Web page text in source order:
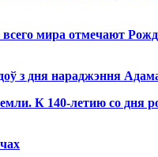
всего мира отмечают
з дня нараджэння
К 140-летию со дня